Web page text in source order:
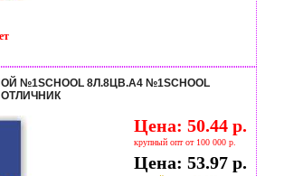
№1SCHOOL 8Л.8ЦВ.А4 №1SCHOOL
Цена: 50.44 р.
крупный опт от 100 000 р.
Цена: 53.97 р.